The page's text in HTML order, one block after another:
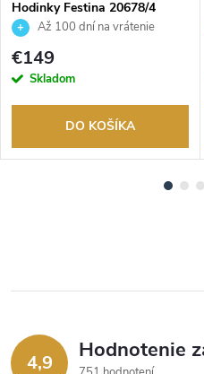
Hodinky Festina 20678/4
Až 100 dní na vrátenie
tovaru. Autorizovaný predajca.
€149
Skladom
DO KOŠÍKA
4,9 Hodnotenie